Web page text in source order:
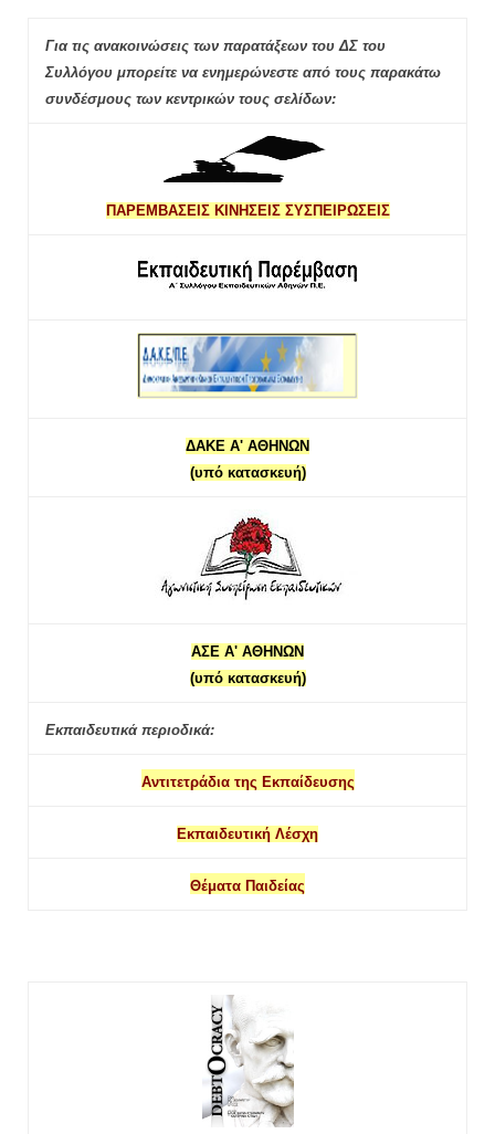
Για τις ανακοινώσεις των παρατάξεων του ΔΣ του
Συλλόγου μπορείτε να ενημερώνεστε από τους παρακάτω
συνδέσμους των κεντρικών τους σελίδων:
ΠΑΡΕΜΒΑΣΕΙΣ ΚΙΝΗΣΕΙΣ ΣΥΣΠΕΙΡΩΣΕΙΣ
ΔΑΚΕ Α' ΑΘΗΝΩΝ
(υπό κατασκευή)
ΑΣΕ Α' ΑΘΗΝΩΝ
(υπό κατασκευή)
Εκπαιδευτικά περιοδικά:
Αντιτετράδια της Εκπαίδευσης
Εκπαιδευτική Λέσχη
Θέματα Παιδείας